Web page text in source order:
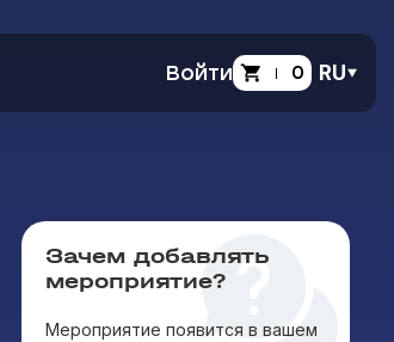
Войти 0 RU
Зачем добавлять
мероприятие?
Мероприятие появится в вашем